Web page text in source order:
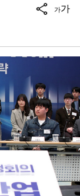
가가